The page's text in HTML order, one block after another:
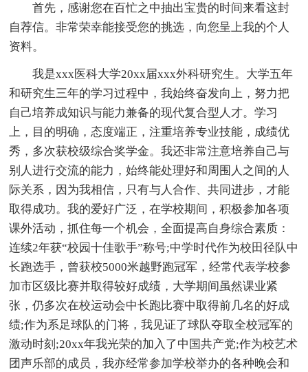
首先，感谢您在百忙之中抽出宝贵的时间来看这封
自荐信。非常荣幸能接受您的挑选，向您呈上我的个人
资料。
我是xxx医科大学20xx届xxx外科研究生。大学五年
和研究生三年的学习过程中，我始终奋发向上，努力把
自己培养成知识与能力兼备的现代复合型人才。学习
上，目的明确，态度端正，注重培养专业技能，成绩优
秀，多次获校级综合奖学金。我还非常注意培养自己与
别人进行交流的能力，始终能处理好和周围人之间的人
际关系，因为我相信，只有与人合作、共同进步，才能
取得成功。我的爱好广泛，在学校期间，积极参加各项
课外活动，抓住每一个机会，全面提高自身综合素质：
连续2年获“校园十佳歌手”称号;中学时代作为校田径队中
长跑选手，曾获校5000米越野跑冠军，经常代表学校参
加市区级比赛并取得较好成绩，大学期间虽然课业紧
张，仍多次在校运动会中长跑比赛中取得前几名的好成
绩;作为系足球队的门将，我见证了球队夺取全校冠军的
激动时刻;20xx年我光荣的加入了中国共产党;作为校艺术
团声乐部的成员，我亦经常参加学校举办的各种晚会和